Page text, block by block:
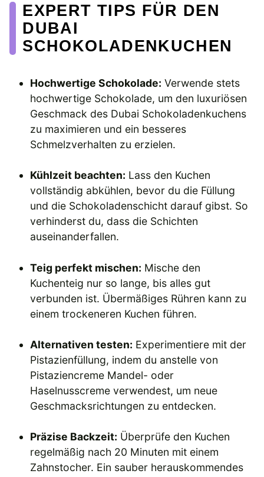
EXPERT TIPS FÜR DEN
DUBAI
SCHOKOLADENKUCHEN
Hochwertige Schokolade: Verwende stets
hochwertige Schokolade, um den luxuriösen
Geschmack des Dubai Schokoladenkuchens
zu maximieren und ein besseres
Schmelzverhalten zu erzielen.
Kühlzeit beachten: Lass den Kuchen
vollständig abkühlen, bevor du die Füllung
und die Schokoladenschicht darauf gibst. So
verhinderst du, dass die Schichten
auseinanderfallen.
Teig perfekt mischen: Mische den
Kuchenteig nur so lange, bis alles gut
verbunden ist. Übermäßiges Rühren kann zu
einem trockeneren Kuchen führen.
Alternativen testen: Experimentiere mit der
Pistazienfüllung, indem du anstelle von
Pistaziencreme Mandel- oder
Haselnusscreme verwendest, um neue
Geschmacksrichtungen zu entdecken.
Präzise Backzeit: Überprüfe den Kuchen
regelmäßig nach 20 Minuten mit einem
Zahnstocher. Ein sauber herauskommendes